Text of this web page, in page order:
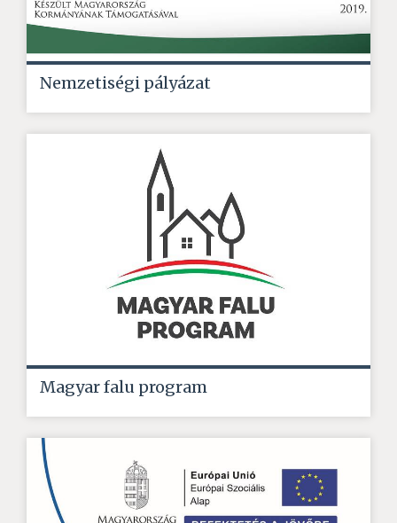
Nemzetiségi pályázat
Magyar falu program